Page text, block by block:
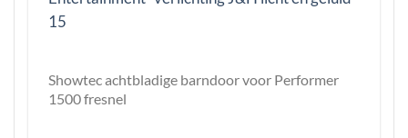
Showtec achtbladige barndoor voor Performer
1500 fresnel